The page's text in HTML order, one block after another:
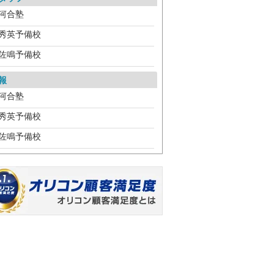
合塾
英予備校
鳴予備校
合塾
英予備校
鳴予備校